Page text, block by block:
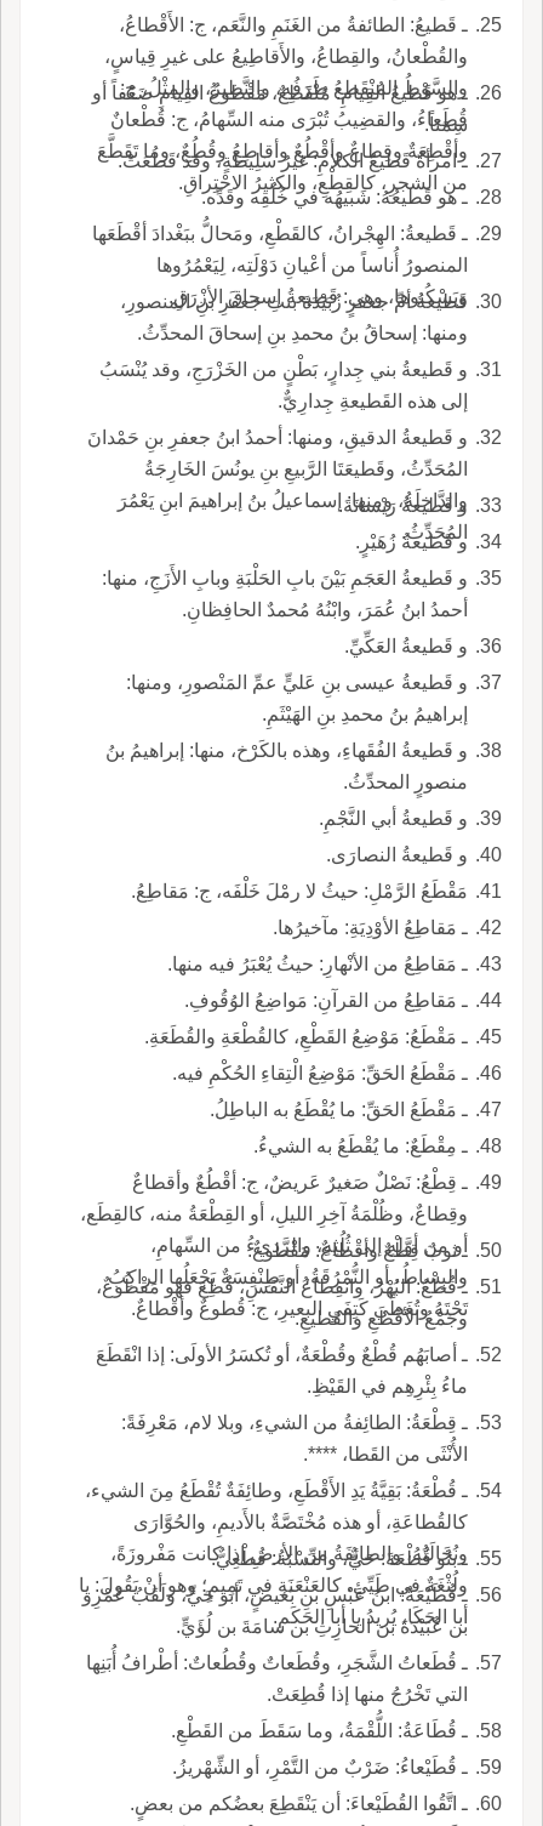
ـ قَطيعُ: الطائفةُ من الغَنَمِ والنَّعَم، ج: الأَقْطاعُ،
والقُطْعانُ، والقِطاعُ، والأَقاطِيعُ على غيرِ قِياسٍ،
والسَّوْطُ المُنْقَطِعُ طَرَفُه، والنَّظيرُ، والمِثْلُ، ج:
قُطَعاءُ، والقضِيبُ تُبْرَى منه السِّهامُ، ج: قُطْعانٌ
وأقْطِعَةٌ وقِطاعٌ وأقْطُعٌ وأقاطِعُ وقُطُعٌ، وما تَقَطَّعَ
من الشجرِ، كالقِطْعِ، والكثيرُ الاحْتِراقِ.
ـ هو قَطيعُ القِيامِ: مُنْقَطِعٌ، مَقْطوعُ القِيامِ ضَعْفاً أو
سِمَناً.
ـ امرأةٌ قَطيعُ الكلامِ: غيرُ سَلِيطةٍ، وقد قَطُعَتْ.
ـ هو قَطيعُهُ: شَبيهُه في خُلُقِه وقَدِّه.
ـ قَطيعةُ: الهِجْرانُ، كالقَطْعِ، ومَحالُّ ببَغْدادَ أقْطَعَها
المنصورُ أُناساً من أعْيانِ دَوْلَتِه، لِيَعْمُرُوها
ويَسْكُنوها، وهي: قَطيعةُ إسحاقَ الأزْرَقِ.
قَطيعةُ أمِّ جعفرٍ زُبَيْدَةَ بنتِ جعفرِ بنِ المنصورِ،
ومنها: إسحاقُ بنُ محمدِ بنِ إسحاقَ المحدِّثُ.
و قَطيعةُ بني جِدارٍ، بَطْنٍ من الخَزْرَجِ، وقد يُنْسَبُ
إلى هذه القَطيعةِ جِدارِيٌّ.
و قَطيعةُ الدقيقِ، ومنها: أحمدُ ابنُ جعفرِ بنِ حَمْدانَ
المُحَدِّثُ، وقَطيعَتَا الرَّبيعِ بنِ يونُسَ الخَارِجَةُ
والدَّاخِلَةُ، ومنها: إسماعيلُ بنُ إبراهيمَ ابنِ يَعْمُرَ
المُحَدِّثُ.
و قَطيعةُ رَيْسانَةَ.
و قَطيعةُ زُهَيْرٍ.
و قَطيعةُ العَجَمِ بَيْنَ بابِ الحَلْبَةِ وبابِ الأَزَجِ، منها:
أحمدُ ابنُ عُمَرَ، وابْنُهُ مُحمدٌ الحافِظانِ.
و قَطيعةُ العَكِّيِّ.
و قَطيعةُ عيسى بنِ عَليٍّ عمِّ المَنْصورِ، ومنها:
إبراهيمُ بنُ محمدِ بنِ الهَيْثَمِ.
و قَطيعةُ الفُقَهاءِ، وهذه بالكَرْخ، منها: إبراهيمُ بنُ
منصورٍ المحدِّثُ.
و قَطيعةُ أبي النَّجْمِ.
و قَطيعةُ النصارَى.
مَقْطَعُ الرَّمْلِ: حيثُ لا رمْلَ خَلْفَه، ج: مَقاطِعُ.
ـ مَقاطِعُ الأوْدِيَةِ: مآخيرُها.
ـ مَقاطِعُ من الأنْهارِ: حيثُ يُعْبَرُ فيه منها.
ـ مَقاطِعُ من القرآنِ: مَواضِعُ الوُقُوفِ.
ـ مَقْطَعُ: مَوْضِعُ القَطْعِ، كالقُطْعَةِ والقُطَعَةِ.
ـ مَقْطَعُ الحَقِّ: مَوْضِعُ الْتِقاءِ الحُكْمِ فيه.
ـ مَقْطَعُ الحَقِّ: ما يُقْطَعُ به الباطِلُ.
ـ مِقْطَعٌ: ما يُقْطَعُ به الشيءُ.
ـ قِطْعُ: نَصْلٌ صَغيرٌ عَريضٌ، ج: أقْطُعٌ وأقطاعٌ
وقِطاعٌ، وظُلْمَةُ آخِرِ الليلِ، أو القِطْعَةُ منه، كالقِطَع،
أو من أوَّلِهِ إلى ثُلُثِهِ، والرَّديءُ من السِّهامِ،
والبِساطُ، أو النُّمْرُقَةُ، أو طِنْفِسَةٌ يَجْعَلُها الراكِبُ
تَحْتَهُ وتُغَطِّي كَتِفَيِ البعيرِ، ج: قُطوعٌ وأقْطاعٌ.
ـ ثوبٌ قِطْعٌ وأقْطاعٌ: مَقْطوعٌ.
ـ قُطْعُ: البُهْرُ، وانقِطاعُ النَّفَسِ، قُطِعَ فهو مَقْطُوعٌ،
وجَمْعُ الأقْطَعِ والقَطيعِ.
ـ أصابَهُم قُطْعٌ وقُطْعَةٌ، أو تُكسَرُ الأولَى: إذا انْقَطَعَ
ماءُ بِئْرِهِم في القَيْظِ.
ـ قِطْعَةُ: الطائِفةُ من الشيءِ، وبلا لام، مَعْرِفَةً:
الأُنْثَى من القَطا، ****.
ـ قُطْعَةُ: بَقِيَّةُ يَدِ الأَقْطَعِ، وطائِفَةٌ تُقْطَعُ مِنَ الشيء،
كالقُطاعَةِ، أو هذه مُخْتَصَّةٌ بالأَديمِ، والحُوَّارَى
ونُخَالَتُهُ، والطائِفَةُ من الأرضِ إذا كانت مَفْروزَةً،
ولُثْغَةٌ في طَيِّئٍ، كالعَنْعَنَةِ في تَمِيمٍ؛ وهو أنْ يَقُولَ: يا
أبا الحَكَا، يُريدُ يا أبا الحَكَمِ.
ـ بنُو قُطْعَةَ: حَيٌّ، والنِّسْبَةُ: قُطْعِيٌّ.
ـ قُطَيْعَةٌ: ابنُ عَبْسِ بنِ بَغيضٍ، أبو حَيٍّ، ولَقَبُ عَمْرِو
بن عُبَيْدَةَ بن الحارِثِ بن سامَةَ بن لُؤَيٍّ.
ـ قُطَعاتُ الشَّجَرِ، وقُطَعاتٌ وقُطُعاتٌ: أطْرافُ أُبَنِها
التي تَخْرُجُ منها إذا قُطِعَتْ.
ـ قُطَاعَةُ: اللُّقْمَةُ، وما سَقَطَ من القَطْعِ.
ـ قُطَيْعاءُ: ضَرْبٌ من التَّمْرِ، أو الشِّهْريزُ.
ـ اتَّقُوا القُطَيْعاءَ: أن يَنْقَطِعَ بعضُكم من بعضٍ.